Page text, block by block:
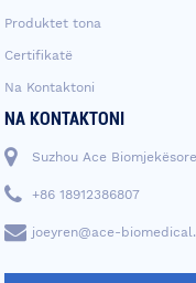
Produktet tona
Certifikatë
Na Kontaktoni
NA KONTAKTONI
Suzhou Ace
+86 18912386807
joeyren@ace-